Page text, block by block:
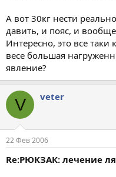
А вот 30кг нести
давить, и пояс, и
Интересно, это все
весе большая
явление?
V veter
22 Фев 2006
Re:РЮКЗАК: лечение